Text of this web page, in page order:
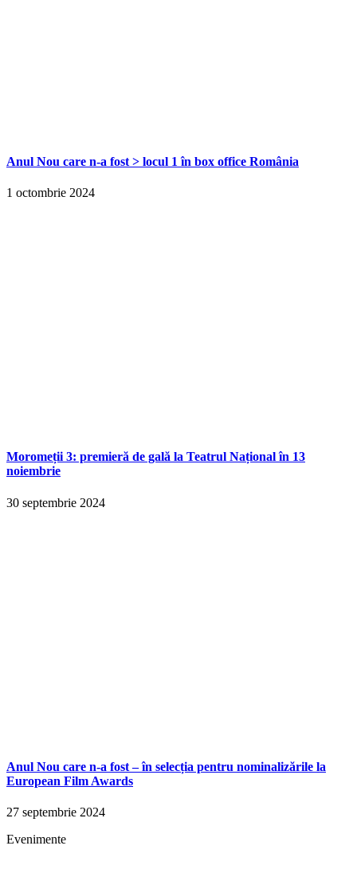
Anul Nou care n-a fost > locul 1 în box office România
1 octombrie 2024
Moromeții 3: premieră de gală la Teatrul Național în 13
noiembrie
30 septembrie 2024
Anul Nou care n-a fost – în selecția pentru nominalizările la
European Film Awards
27 septembrie 2024
Evenimente